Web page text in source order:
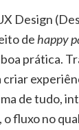
Design
dehappy
prática.
de tudo,
fluxo no